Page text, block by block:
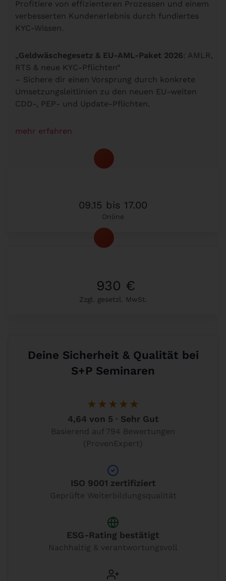
Profitiere von effizienteren Prozessen und einem
verbesserten Kundenerlebnis durch fundiertes
KYC-Wissen.
„Geldwäschegesetz & EU-AML-Paket 2026: AMLR,
RTS & neue KYC-Pflichten“
– Sichere dir einen Vorsprung durch konkrete
Umsetzungsleitlinien zu den neuen EU-weiten
CDD-, PEP- und Update-Pflichten.
mehr erfahren
09.15 bis 17.00
Online
930 €
Zzgl. gesetzl. MwSt.
Deine Sicherheit & Qualität bei
S+P Seminaren
★★★★★
4,64 von 5 · Sehr Gut
Basierend auf 794 Bewertungen
(ProvenExpert)
ISO 9001 zertifiziert
Geprüfte Weiterbildungsqualität
ESG-Rating bestätigt
Nachhaltig & verantwortungsvoll